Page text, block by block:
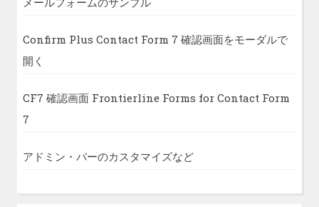
Confirm Plus Contact Form 7 確認画面をモーダルで
開く
CF7 確認画面 Frontierline Forms for Contact Form
7
アドミン・バーのカスタマイズなど